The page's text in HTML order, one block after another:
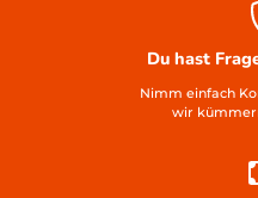
Du hast
Nimm einfach
wir